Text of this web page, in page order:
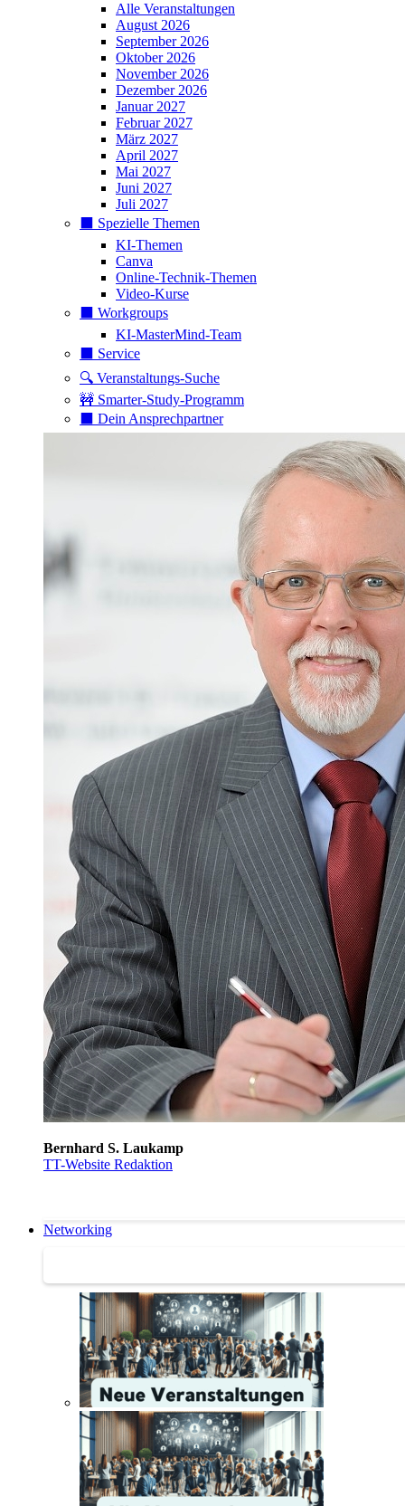
Alle Veranstaltungen
August 2026
September 2026
Oktober 2026
November 2026
Dezember 2026
Januar 2027
Februar 2027
März 2027
April 2027
Mai 2027
Juni 2027
Juli 2027
⬛️ Spezielle Themen
KI-Themen
Canva
Online-Technik-Themen
Video-Kurse
⬛️ Workgroups
KI-MasterMind-Team
⬛️ Service
🔍 Veranstaltungs-Suche
🚧 Smarter-Study-Programm
⬛️ Dein Ansprechpartner
Bernhard S. Laukamp
TT-Website Redaktion
Networking